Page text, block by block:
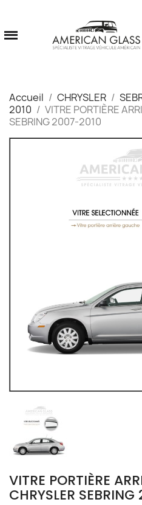
Accueil CHRYSLER
2010
VITRE PORTIÈRE
SEBRING 2007-2010
VITRE PORTIÈRE
CHRYSLER